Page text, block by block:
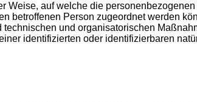
Weise, auf welche die personenbezogenen
betroffenen Person zugeordnet werden
und organisatorischen
identifizierten oder identifizierbaren